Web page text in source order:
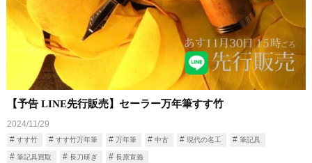
【予告 LINE先行販売】セーラー万年筆すす竹
2024/11/29
すす竹 すす竹万年筆 万年筆 中古 現代の名工 筆記具
筆記具買取 長刀研ぎ 長原宣義